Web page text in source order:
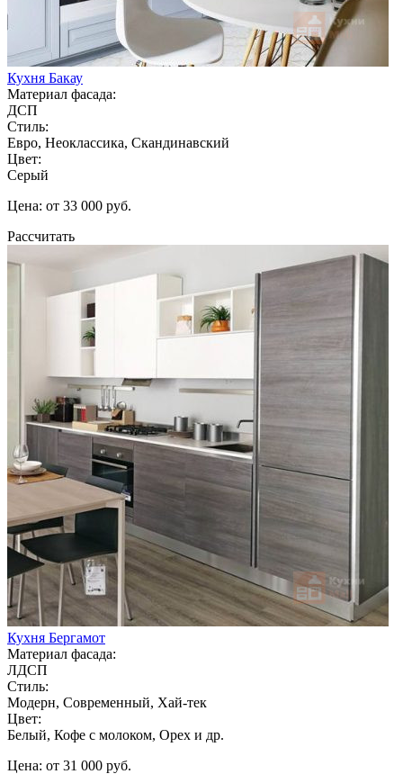
Кухня Бакау
Материал фасада:
ДСП
Стиль:
Евро, Неоклассика, Скандинавский
Цвет:
Серый
Цена: от 33 000 руб.
Рассчитать
Кухня Бергамот
Материал фасада:
ЛДСП
Стиль:
Модерн, Современный, Хай-тек
Цвет:
Белый, Кофе с молоком, Орех и др.
Цена: от 31 000 руб.